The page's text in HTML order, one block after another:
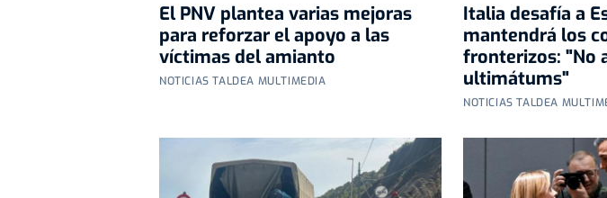
El PNV plantea varias mejoras
para reforzar el apoyo a las
víctimas del amianto
NOTICIAS TALDEA MULTIMEDIA
Italia desafía a
mantendrá los
fronterizos: "No
ultimátums"
NOTICIAS TALDEA